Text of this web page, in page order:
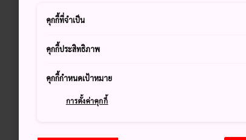
คุกกี้ที่จำเป็น
คุกกี้ประสิทธิภาพ
คุกกี้กำหนดเป้าหมาย
การตั้งค่าคุกกี้